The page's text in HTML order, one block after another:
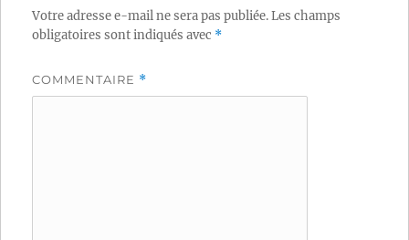
Votre adresse e-mail ne sera pas publiée.Les champs
obligatoires sont indiqués avec *
COMMENTAIRE *